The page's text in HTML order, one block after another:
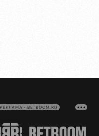
РЕКЛАМА • BETBOOM.RU